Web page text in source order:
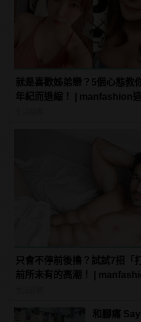
就是喜歡姊弟戀？5個心態教
年紀而退縮！ | manfashion
只會不停前後撸？試試7招「
前所未有的高潮！ |
和腳痛